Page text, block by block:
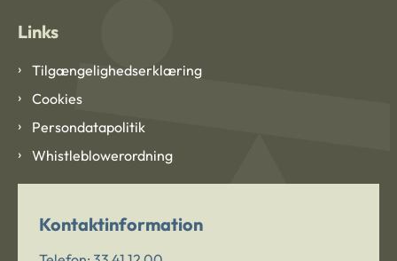
Links
Tilgængelighedserklæring
Cookies
Persondatapolitik
Whistleblowerordning
Kontaktinformation